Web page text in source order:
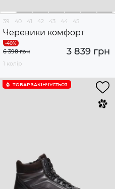
39 40 41 42 43 44 45
Черевики комфорт
3 839 грн
6 398 грн
1 колір
ТОВАР ЗАКІНЧУЄTЬСЯ